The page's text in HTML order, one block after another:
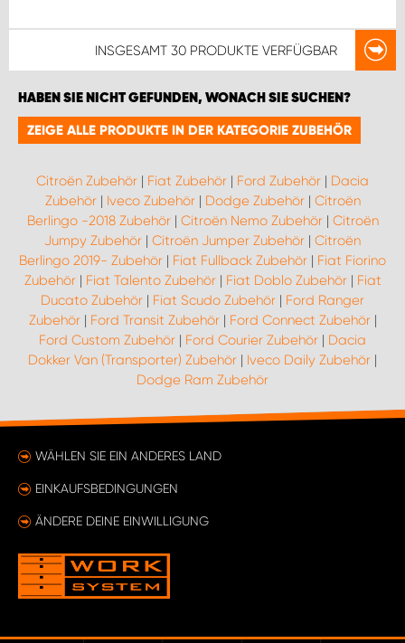
INSGESAMT 30 PRODUKTE VERFÜGBAR
HABEN SIE NICHT GEFUNDEN, WONACH SIE SUCHEN?
ZEIGE ALLE PRODUKTE IN DER KATEGORIE ZUBEHÖR
Citroën Zubehör | Fiat Zubehör | Ford Zubehör | Dacia
Zubehör| Iveco Zubehör| Dodge Zubehör| Citroën
Berlingo -2018 Zubehör| Citroën Nemo Zubehör| Citroën
Jumpy Zubehör | Citroën Jumper Zubehör | Citroën
Berlingo 2019- Zubehör | Fiat Fullback Zubehör | Fiat Fiorino
Zubehör| Fiat Talento Zubehör| Fiat Doblo Zubehör| Fiat
Ducato Zubehör | Fiat Scudo Zubehör | Ford Ranger
Zubehör| Ford Transit Zubehör| Ford Connect Zubehör|
Ford Custom Zubehör | Ford Courier Zubehör | Dacia
Dokker Van (Transporter) Zubehör | Iveco Daily Zubehör |
Dodge Ram Zubehör
WÄHLEN SIE EIN ANDERES LAND
EINKAUFSBEDINGUNGEN
ÄNDERE DEINE EINWILLIGUNG